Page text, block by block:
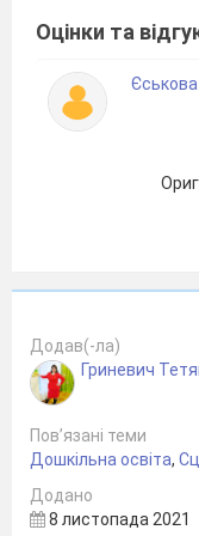
Із кульками й
5 дитина
Ми старались
І вітати
І пісню вже
Пісня весна
Весна :До вас
І тепло всім
Я приношу
Оцінки та
Єськова
Додав(-ла)
Гриневич
Пов’язані теми
Дошкільна освіта,
Додано
8 листопада 2021